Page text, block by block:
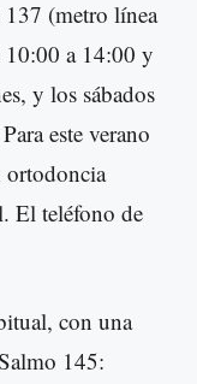
(metro línea
10:00 a 14:00 y
y los sábados
este verano
ortodoncia
El teléfono de
con una
145: